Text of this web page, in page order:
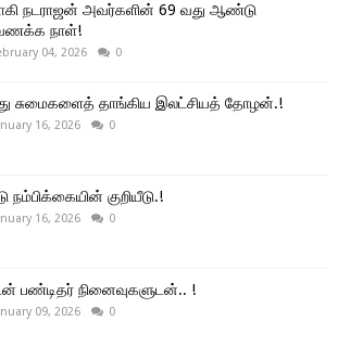
நடராஜன் அவர்களின் 69 வது ஆண்டு
நாள்!
04, 2026 0
சுமைகளைத் தாங்கிய இலட்சியத் தோழன்.!
16, 2026 0
நம்பிக்கையின் குறியீடு.!
16, 2026 0
பண்டிதர் நினைவுகளுடன்.. !
09, 2026 0